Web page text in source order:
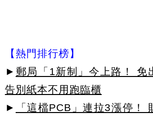
【熱門排行榜】
► 郵局「1新制」今上路！ 免
告別紙本不用跑臨櫃
►
「這檔PCB」連拉3漲停！